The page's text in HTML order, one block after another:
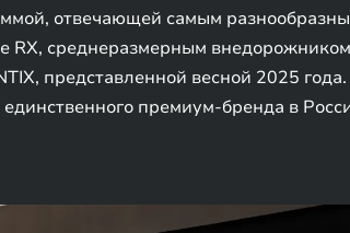
отвечающей самым
среднеразмерным
представленной весной 2025
премиум-бренда в